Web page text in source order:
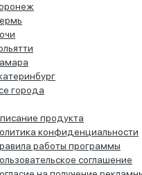
города
продукта
конфиденциальности
работы программы
соглашение